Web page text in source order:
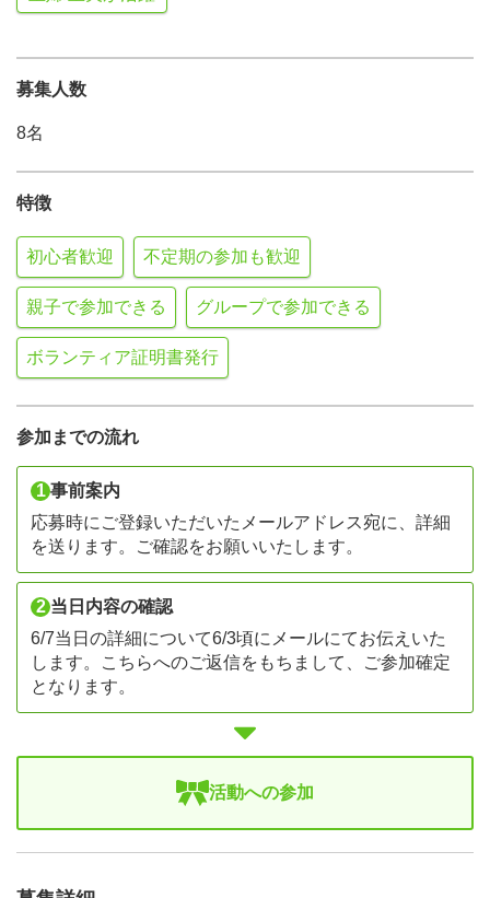
募集人数
8名
特徴
初心者歓迎 不定期の参加も歓迎
親子で参加できる グループで参加できる
ボランティア証明書発行
参加までの流れ
1 事前案内
応募時にご登録いただいたメールアドレス宛に、詳細
を送ります。ご確認をお願いいたします。
2 当日内容の確認
6/7当日の詳細について6/3頃にメールにてお伝えいた
します。こちらへのご返信をもちまして、ご参加確定
となります。
活動への参加